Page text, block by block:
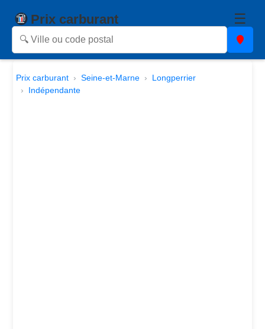
Prix carburant ☰
Prix carburant Seine-et-Marne
Longperrier
Indépendante